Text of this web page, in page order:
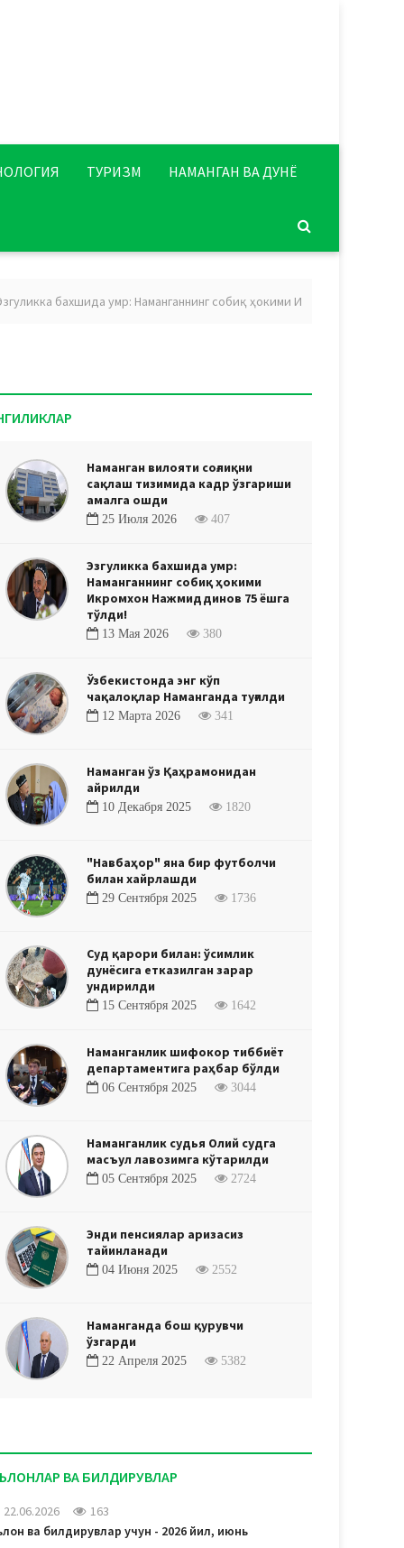
ТУРИЗМ НАМАНГАН ВА ДУНЁ
бахшида умр: Наманганнинг собиқ ҳокими Икромхон
Наманган вилояти соғлиқни
сақлаш тизимида кадр ўзгариши
амалга ошди
25 Июля 2026 407
Эзгуликка бахшида умр:
Наманганнинг собиқ ҳокими
Икромхон Нажмиддинов 75 ёшга
тўлди!
13 Мая 2026 380
Ўзбекистонда энг кўп
чақалоқлар Наманганда туғилди
12 Марта 2026 341
Наманган ўз Қаҳрамонидан
айрилди
10 Декабря 2025 1820
"Навбаҳор" яна бир футболчи
билан хайрлашди
29 Сентября 2025 1736
Суд қарори билан: ўсимлик
дунёсига етказилган зарар
ундирилди
15 Сентября 2025 1642
Наманганлик шифокор тиббиёт
департаментига раҳбар бўлди
06 Сентября 2025 3044
Наманганлик судья Олий судга
масъул лавозимга кўтарилди
05 Сентября 2025 2724
Энди пенсиялар аризасиз
тайинланади
04 Июня 2025 2552
Наманганда бош қурувчи
ўзгарди
22 Апреля 2025 5382
ВА БИЛДИРУВЛАР
22.06.2026
163
ва билдирувлар учун - 2026 йил, июнь